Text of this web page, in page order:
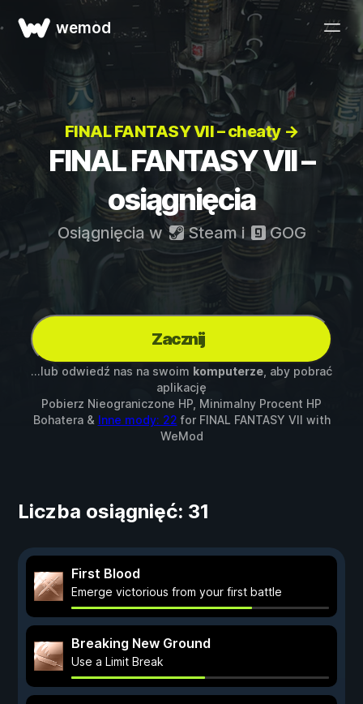
wemod
FINAL FANTASY VII – cheaty →
FINAL FANTASY VII –
osiągnięcia
Osiągnięcia w Steami GOG
Zacznij
...lub odwiedź nas na swoim komputerze , aby pobrać
aplikację
Pobierz Nieograniczone HP, Minimalny Procent HP
Bohatera & Inne mody: 22 for FINAL FANTASY VII with
WeMod
Liczba osiągnięć: 31
First Blood
Emerge victorious from your first battle
Breaking New Ground
Use a Limit Break